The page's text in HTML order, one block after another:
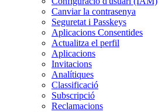
Canviar la contrasenya
Seguretat i Passkeys
Aplicacions Consentides
Actualitza el perfil
Aplicacions
Invitacions
Analítiques
Classificació
Subscripció
Reclamacions